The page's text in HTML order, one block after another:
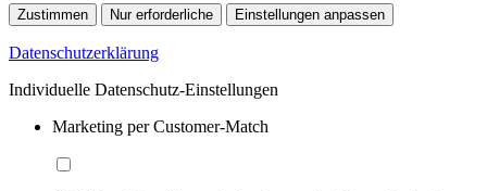
Zustimmen Nur erforderliche Einstellungen anpassen
Datenschutzerklärung
Individuelle Datenschutz-Einstellungen
Marketing per Customer-Match